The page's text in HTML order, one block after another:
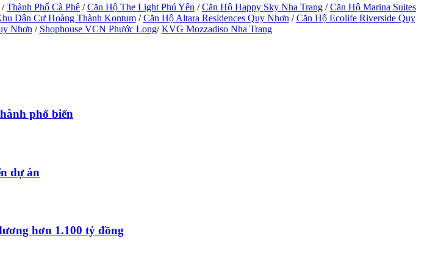
/Thành Phố Cà Phê /Căn Hộ The Light Phú Yên /Căn Hộ Happy Sky Nha Trang /Căn Hộ Marina Suites
Dân Cư Hoàng Thành Kontum/Căn Hộ Altara Residences Quy Nhơn /Căn Hộ Ecolife Riverside Quy
Nhơn / Shophouse VCN Phước Long/KVG Mozzadiso Nha Trang
phố biển
dự án
hơn 1.100 tỷ đồng